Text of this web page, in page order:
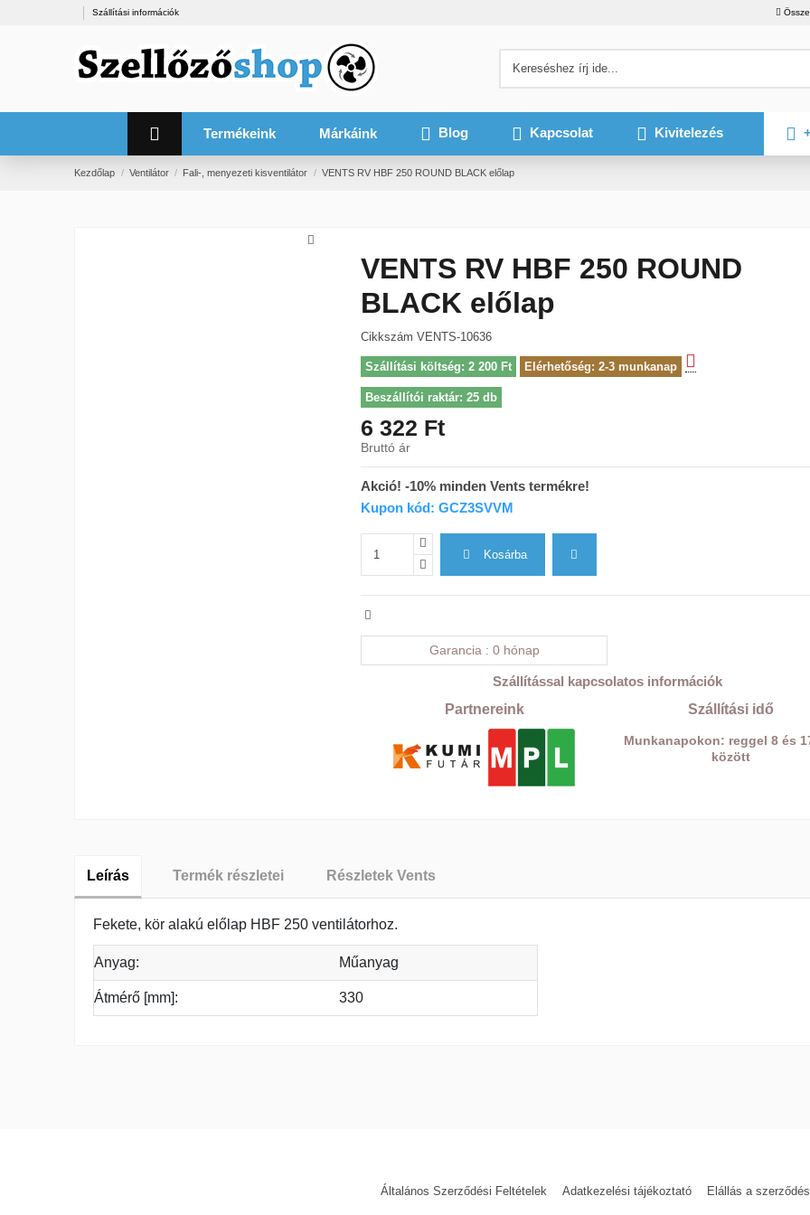
Szállítási információk
Termékeink Márkáink Blog Kapcsolat Kivitelezés
Kezdőlap Ventilátor Fali-, menyezeti kisventilátor VENTS RV HBF 250 ROUND BLACK előlap
VENTS RV HBF 250 ROUND
BLACK előlap
Cikkszám VENTS-10636
Szállítási költség: 2 200 Ft Elérhetőség: 2-3 munkanap
Beszállítói raktár: 25 db
6 322 Ft
Bruttó ár
Akció! -10% minden Vents termékre!
Kupon kód: GCZ3SVVM
Kosárba
Garancia 0 hónap
Szállítással kapcsolatos információk
Partnereink Szállítási idő
Munkanapokon: reggel 8 és
között
Leírás Termék részletei Részletek Vents
Fekete, kör alakú előlap HBF 250 ventilátorhoz.
Anyag: Műanyag
Átmérő [mm]: 330
Egy családi ház szellőztetésének költséghatékonyan történő megoldása nem mindig egyszerű feladat, kivéve akkor, ha
Általános Szerződési Feltételek Adatkezelési tájékoztató Elállás a